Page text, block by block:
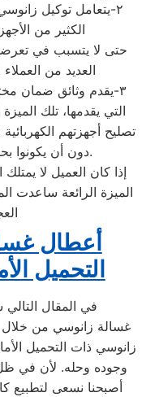
٢-يتعامل توكيل
الكثير من
حتى لا يتسبب في
العديد من
٣-يقدم وثائق ضمان
التي يقدمها، تلك
تصليح أجهزتهم
دون أن يكونوا بحاجة إلى دفع تكلفة الخدمة.
إذا كان العميل لا
الميزة الرائعة ساعدت
أعطال
التحميل
في المقال
غسالة زانوسي من
زانوسي ذات التحميل
وجوده وحله. لأن في ظل
أصبحنا نسعى لتطبيع